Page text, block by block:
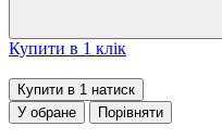
Купити в 1 клік
Купити в 1 натиск
У обране
Порівняти